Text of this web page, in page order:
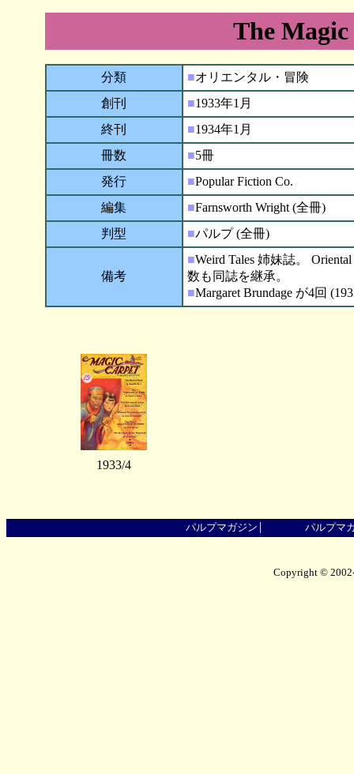
The
分類 ■オリエンタル・冒険
創刊
■1933年1月
終刊
■1934年1月
冊数
■5冊
発行
■Popular Fiction Co.
編集
■Farnsworth Wright (全冊)
判型
■パルプ (全冊)
備考
■Weird Tales 姉妹誌。
数も同誌を継承。
■Margaret Brundage が4回
1933/4
パルプマガジン パルプマ
Copyright ©